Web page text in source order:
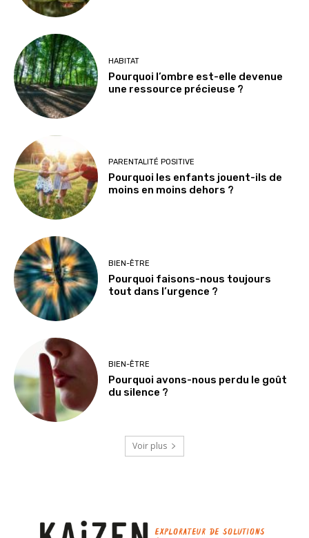
HABITAT
Pourquoi l’ombre est-elle devenue
une ressource précieuse ?
PARENTALITÉ POSITIVE
Pourquoi les enfants jouent-ils de
moins en moins dehors ?
BIEN-ÊTRE
Pourquoi faisons-nous toujours
tout dans l’urgence ?
BIEN-ÊTRE
Pourquoi avons-nous perdu le goût
du silence ?
Voir plus